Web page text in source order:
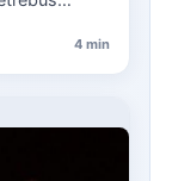
4 min